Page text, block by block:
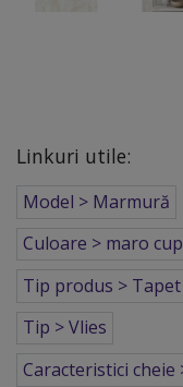
Linkuri utile:
Model > Marmură
Culoare > maro
Tip produs > Tapet
Tip > Vlies
Caracteristici